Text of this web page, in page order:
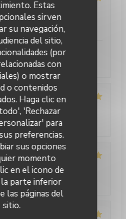
Estas
sirven
su navegación,
del sitio,
(por
con
o mostrar
o contenidos
Haga clic en
'Rechazar
para
preferencias.
sus opciones
momento
en el icono de
parte inferior
las páginas del
sitio.
4
/5 Menú:5 /5 Calidad / Precio
Musik - was will man
5
5/5 Menú :5/5 Calidad / Precio
2
/5 Menú: 4/5 Calidad / Precio